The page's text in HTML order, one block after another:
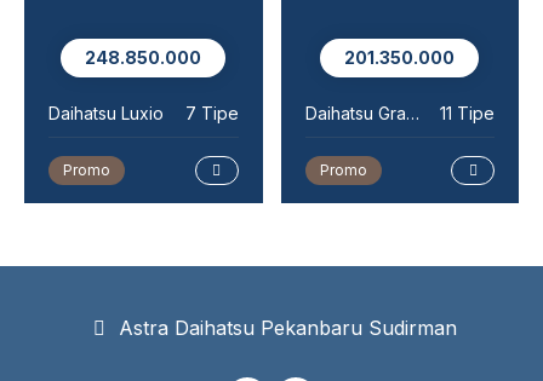
201.350.000
11 Tipe
Promo
190.450.000
Daihatsu Sigra 10 Tipe
Promo
Astra Daihatsu Pekanbaru Sudirman